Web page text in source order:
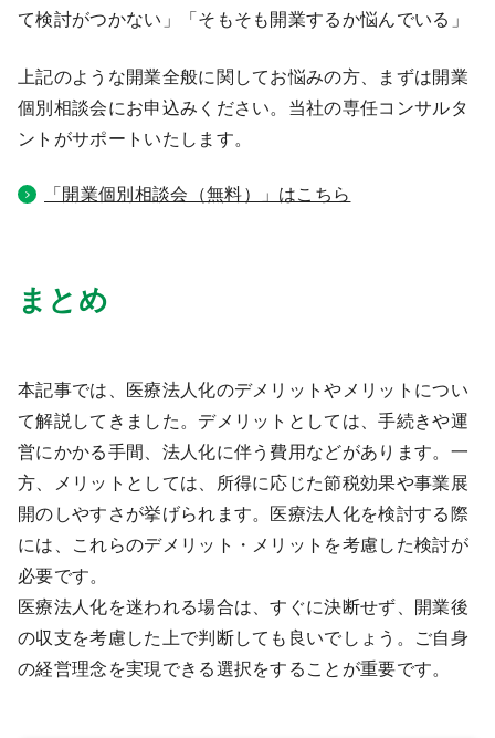
て検討がつかない」「そもそも開業するか悩んでいる」
上記のような開業全般に関してお悩みの方、まずは開業
個別相談会にお申込みください。当社の専任コンサルタ
ントがサポートいたします。
「開業個別相談会（無料）」はこちら
まとめ
本記事では、医療法人化のデメリットやメリットについ
て解説してきました。デメリットとしては、手続きや運
営にかかる手間、法人化に伴う費用などがあります。一
方、メリットとしては、所得に応じた節税効果や事業展
開のしやすさが挙げられます。医療法人化を検討する際
には、これらのデメリット・メリットを考慮した検討が
必要です。
医療法人化を迷われる場合は、すぐに決断せず、開業後
の収支を考慮した上で判断しても良いでしょう。ご自身
の経営理念を実現できる選択をすることが重要です。